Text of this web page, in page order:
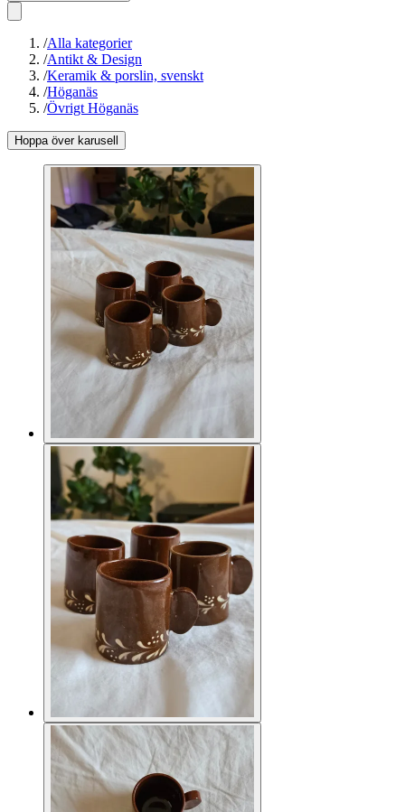
/Alla kategorier
/Antikt & Design
/Keramik & porslin, svenskt
/Höganäs
/Övrigt Höganäs
Hoppa över karusell